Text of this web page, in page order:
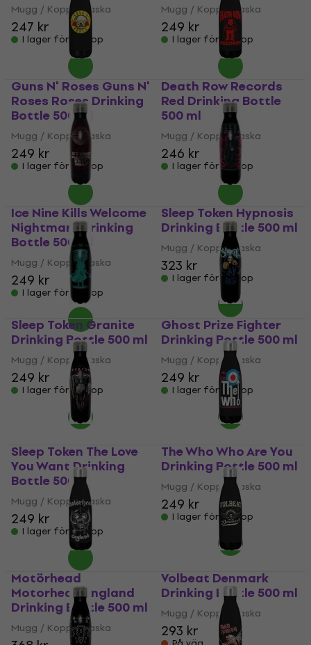
Mugg / Kopp / Flaska
247 kr
I lager för E-shop
Mugg / Kopp / Flaska
249 kr
I lager för E-shop
Guns N' Roses Guns N'
Roses Roses Drinking
Bottle 500 ml
Mugg / Kopp / Flaska
249 kr
I lager för E-shop
Death Row Records
Red Drinking Bottle
500 ml
Mugg / Kopp / Flaska
246 kr
I lager för E-shop
Ice Nine Kills Welcome
Nightmare Drinking
Bottle 500 ml
Mugg / Kopp / Flaska
249 kr
I lager för E-shop
Sleep Token Hypnosis
Drinking Bottle 500 ml
Mugg / Kopp / Flaska
323 kr
I lager för E-shop
Sleep Token Granite
Drinking Bottle 500 ml
Mugg / Kopp / Flaska
249 kr
I lager för E-shop
Ghost Prize Fighter
Drinking Bottle 500 ml
Mugg / Kopp / Flaska
249 kr
I lager för E-shop
Sleep Token The Love
You Want Drinking
Bottle 500 ml
Mugg / Kopp / Flaska
249 kr
I lager för E-shop
The Who Who Are You
Drinking Bottle 500 ml
Mugg / Kopp / Flaska
249 kr
I lager för E-shop
Motörhead
Motorhead England
Drinking Bottle 500 ml
Mugg / Kopp / Flaska
Volbeat Denmark
Drinking Bottle 500 ml
Mugg / Kopp / Flaska
293 kr